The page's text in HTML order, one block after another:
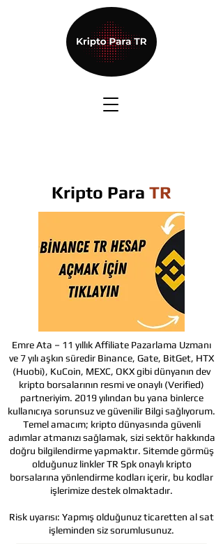
Kripto Para TR
Emre Ata – 11 yıllık Affiliate Pazarlama Uzmanı
ve 7 yılı aşkın süredir Binance, Gate, BitGet, HTX
(Huobi), KuCoin, MEXC, OKX gibi dünyanın dev
kripto borsalarının resmi ve onaylı (Verified)
partneriyim. 2019 yılından bu yana binlerce
kullanıcıya sorunsuz ve güvenilir Bilgi sağlıyorum.
Temel amacım; kripto dünyasında güvenli
adımlar atmanızı sağlamak, sizi sektör hakkında
doğru bilgilendirme yapmaktır. Sitemde görmüş
olduğunuz linkler TR Spk onaylı kripto
borsalarına yönlendirme kodları içerir, bu kodlar
işlerimize destek olmaktadır.
Risk uyarısı: Yapmış olduğunuz ticaretten al sat
işleminden siz sorumlusunuz.